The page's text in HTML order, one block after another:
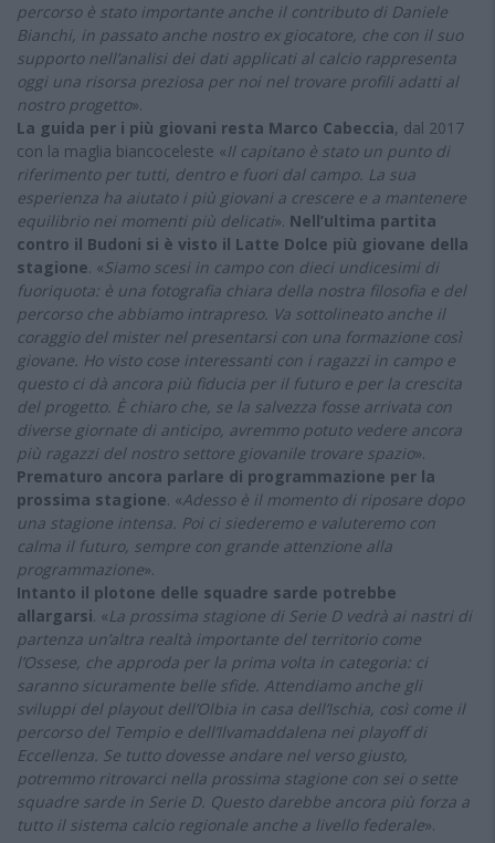
percorso è stato importante anche il contributo di Daniele
Bianchi, in passato anche nostro ex giocatore, che con il suo
supporto nell’analisi dei dati applicati al calcio rappresenta
oggi una risorsa preziosa per noi nel trovare profili adatti al
nostro progetto».
La guida per i più giovani resta Marco Cabeccia, dal 2017
con la maglia biancoceleste «Il capitano è stato un punto di
riferimento per tutti, dentro e fuori dal campo. La sua
esperienza ha aiutato i più giovani a crescere e a mantenere
equilibrio nei momenti più delicati». Nell’ultima partita
contro il Budoni si è visto il Latte Dolce più giovane della
stagione. «Siamo scesi in campo con dieci undicesimi di
fuoriquota: è una fotografia chiara della nostra filosofia e del
percorso che abbiamo intrapreso. Va sottolineato anche il
coraggio del mister nel presentarsi con una formazione così
giovane. Ho visto cose interessanti con i ragazzi in campo e
questo ci dà ancora più fiducia per il futuro e per la crescita
del progetto. È chiaro che, se la salvezza fosse arrivata con
diverse giornate di anticipo, avremmo potuto vedere ancora
più ragazzi del nostro settore giovanile trovare spazio».
Prematuro ancora parlare di programmazione per la
prossima stagione. «Adesso è il momento di riposare dopo
una stagione intensa. Poi ci siederemo e valuteremo con
calma il futuro, sempre con grande attenzione alla
programmazione».
Intanto il plotone delle squadre sarde potrebbe
allargarsi. «La prossima stagione di Serie D vedrà ai nastri di
partenza un’altra realtà importante del territorio come
l’Ossese, che approda per la prima volta in categoria: ci
saranno sicuramente belle sfide. Attendiamo anche gli
sviluppi del playout dell’Olbia in casa dell’Ischia, così come il
percorso del Tempio e dell’Ilvamaddalena nei playoff di
Eccellenza. Se tutto dovesse andare nel verso giusto,
potremmo ritrovarci nella prossima stagione con sei o sette
squadre sarde in Serie D. Questo darebbe ancora più forza a
tutto il sistema calcio regionale anche a livello federale».